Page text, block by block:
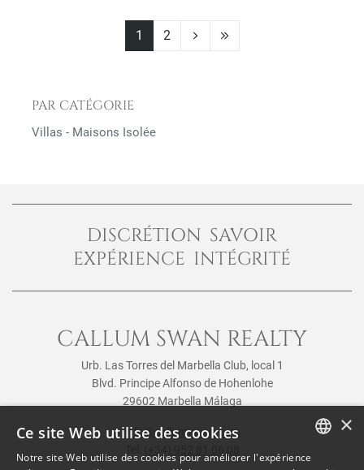
1 2
PAR CATÉGORIE
Villas - Maisons Isolée
DISCRÉTION SAVOIR
EXPÉRIENCE INTÉGRITÉ
CALLUM SWAN REALTY
Urb. Las Torres del Marbella Club, local 1
Blvd. Principe Alfonso de Hohenlohe
29602 Marbella Málaga
info@callumswan.com
×
Ce site Web utilise des cookies
Notre site Web utilise des cookies pour améliorer l'expérience